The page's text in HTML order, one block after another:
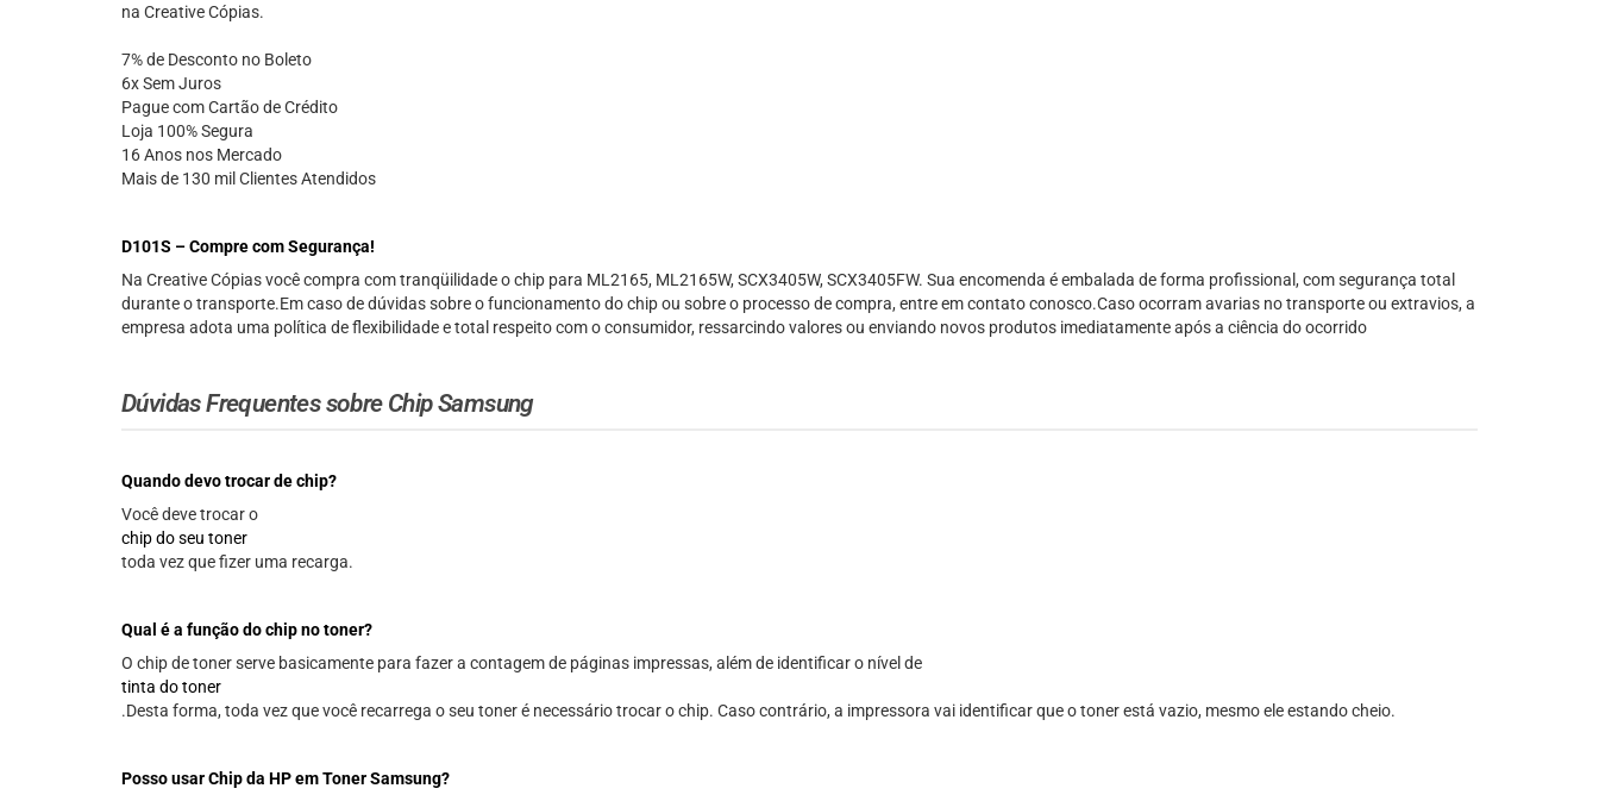
na Creative Cópias.
7% de Desconto no Boleto
6x Sem Juros
Pague com Cartão de Crédito
Loja 100% Segura
16 Anos nos Mercado
Mais de 130 mil Clientes Atendidos
D101S – Compre com Segurança!
Na Creative Cópias você compra com tranqüilidade o chip para ML2165, ML2165W, SCX3405W, SCX3405FW. Sua encomenda é embalada de forma profissional, com segurança total
durante o transporte.Em caso de dúvidas sobre o funcionamento do chip ou sobre o processo de compra, entre em contato conosco.Caso ocorram avarias no transporte ou extravios, a
empresa adota uma política de flexibilidade e total respeito com o consumidor, ressarcindo valores ou enviando novos produtos imediatamente após a ciência do ocorrido
Dúvidas Frequentes sobre Chip Samsung
Quando devo trocar de chip?
Você deve trocar o
chip do seu toner
toda vez que fizer uma recarga.
Qual é a função do chip no toner?
O chip de toner serve basicamente para fazer a contagem de páginas impressas, além de identificar o nível de
tinta do toner
.Desta forma, toda vez que você recarrega o seu toner é necessário trocar o chip. Caso contrário, a impressora vai identificar que o toner está vazio, mesmo ele estando cheio.
Posso usar Chip da HP em Toner Samsung?